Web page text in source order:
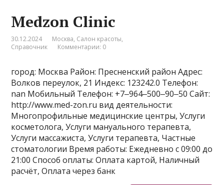
Medzon Clinic
30.12.2024 Москва, Салон красоты,
Справочник
Комментарии: 0
город: Москва Район: Пресненский район Адрес:
Волков переулок, 21 Индекс: 123242.0 Телефон:
nan Мобильный Телефон: +7‒964‒500‒90‒50 Сайт:
http://www.med-zon.ru вид деятельности:
Многопрофильные медицинские центры, Услуги
косметолога, Услуги мануального терапевта,
Услуги массажиста, Услуги терапевта, Частные
стоматологии Время работы: Ежедневно с 09:00 до
21:00 Способ оплаты: Оплата картой, Наличный
расчёт, Оплата через банк